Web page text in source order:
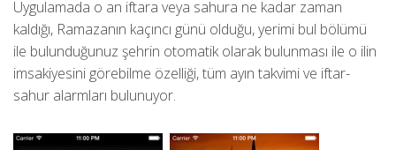
Uygulamada o an iftara veya sahura ne kadar zaman
kaldığı, Ramazanın kaçıncı günü olduğu, yerimi bul bölümü
ile bulunduğunuz şehrin otomatik olarak bulunması ile o ilin
imsakiyesini görebilme özelliği, tüm ayın takvimi ve iftar-
sahur alarmları bulunuyor.